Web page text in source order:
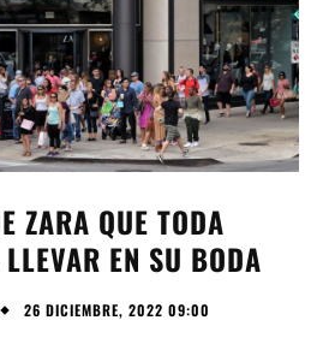
ZARA QUE TODA
EN SU BODA
26 DICIEMBRE, 2022 09:00